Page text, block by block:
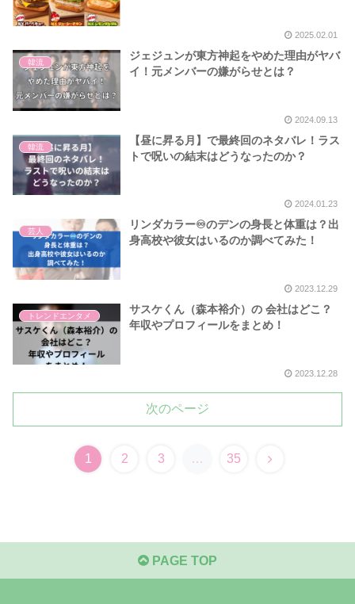
2025.02.01
韓流
ジェジュンが東方神起をやめた理由がヤバ
イ！元メンバーの嫌がらせとは？
2024.09.13
韓流
【昼に昇る月】で最終回のネタバレ！ラス
トで呪いの結末はどうなったのか？
2024.01.23
芸人
リンダカラー♾️のデンの身長と体重は？出
身高校や彼女はいるのか調べてみた！
2023.12.29
トレンドエンタメ
サスケくん（森本裕介）の 会社はどこ？
年収やプロフィールをまとめ！
2023.12.28
次のページ
1 2 3 … 35
PAGE TOP